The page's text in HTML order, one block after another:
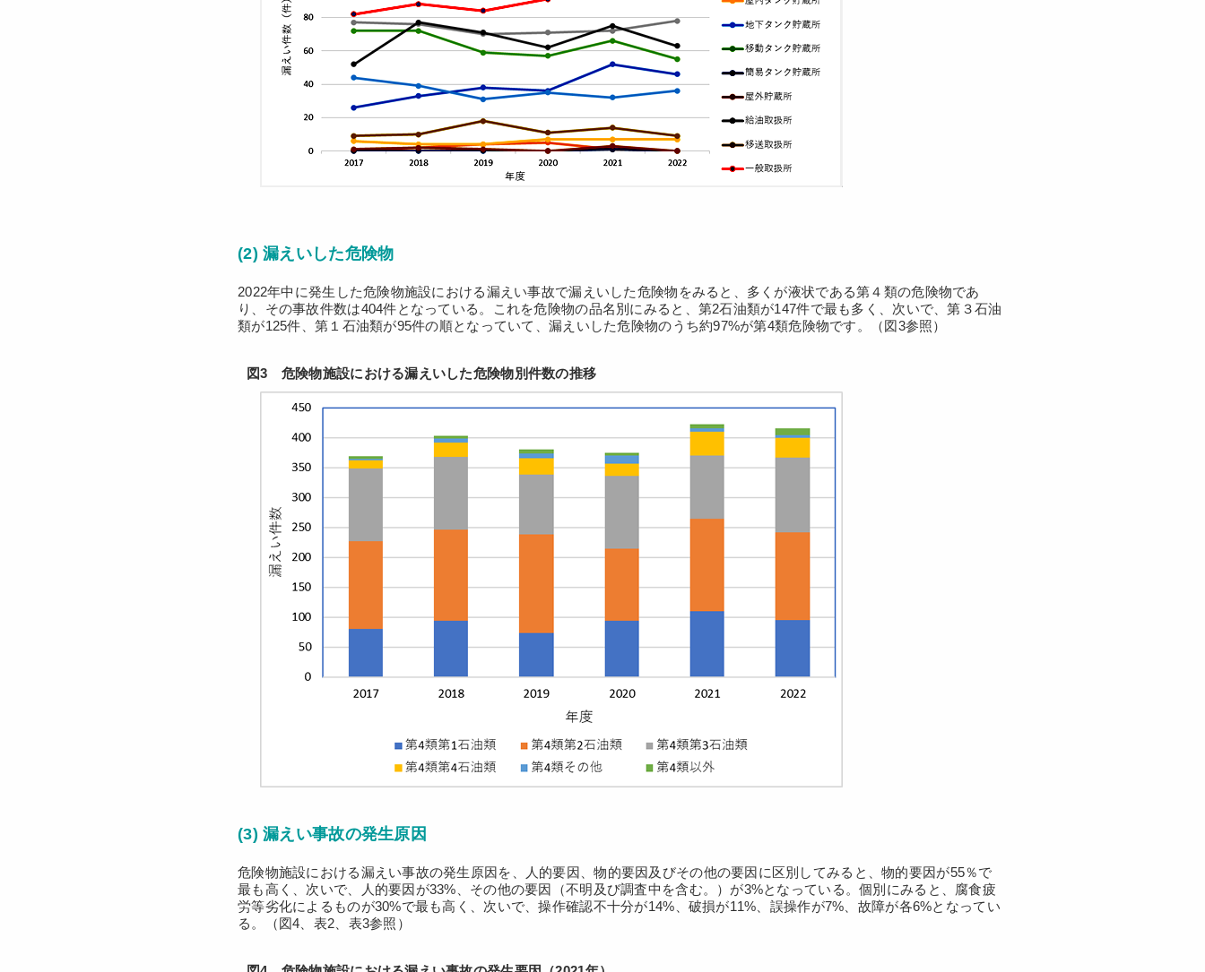
(2) 漏えいした危険物
2022年中に発生した危険物施設における漏えい事故で漏えいした危険物をみると、多くが液状である第４類の危険物であ
り、その事故件数は404件となっている。これを危険物の品名別にみると、第2石油類が147件で最も多く、次いで、第３石油
類が125件、第１石油類が95件の順となっていて、漏えいした危険物のうち約97%が第4類危険物です。（図3参照）
図3 危険物施設における漏えいした危険物別件数の推移
(3) 漏えい事故の発生原因
危険物施設における漏えい事故の発生原因を、人的要因、物的要因及びその他の要因に区別してみると、物的要因が55％で
最も高く、次いで、人的要因が33%、その他の要因（不明及び調査中を含む。）が3%となっている。個別にみると、腐食疲
労等劣化によるものが30%で最も高く、次いで、操作確認不十分が14%、破損が11%、誤操作が7%、故障が各6%となってい
る。（図4、表2、表3参照）